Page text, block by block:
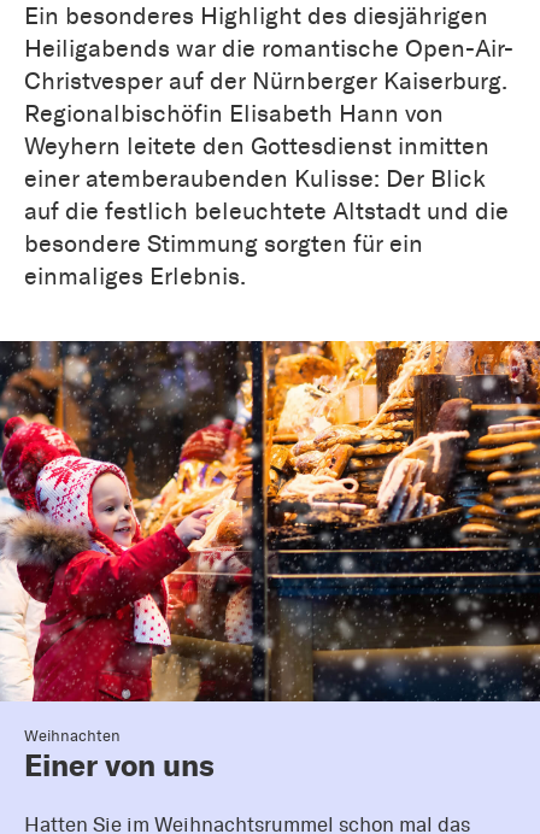
Ein besonderes Highlight des diesjährigen
Heiligabends war die romantische Open-Air-
Christvesper auf der Nürnberger Kaiserburg.
Regionalbischöfin Elisabeth Hann von
Weyhern leitete den Gottesdienst inmitten
einer atemberaubenden Kulisse: Der Blick
auf die festlich beleuchtete Altstadt und die
besondere Stimmung sorgten für ein
einmaliges Erlebnis.
Weihnachten
Einer von uns
Hatten Sie im Weihnachtsrummel schon mal das